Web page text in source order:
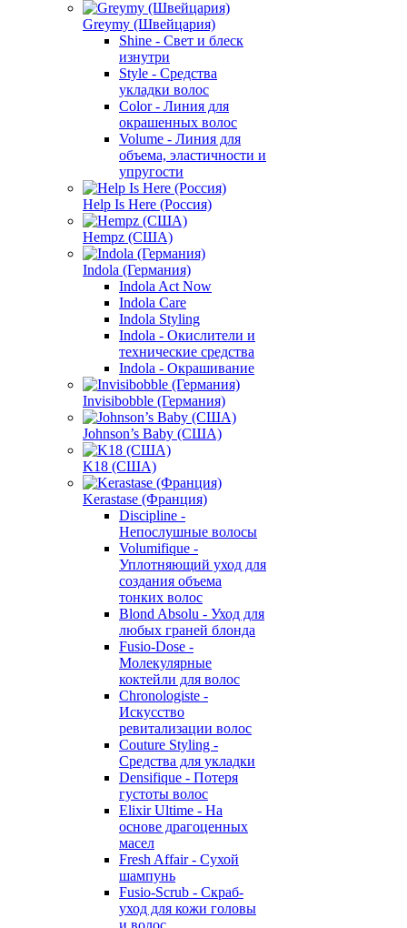
Greymy (Швейцария)
Shine - Свет и блеск
изнутри
Style - Средства
укладки волос
Color - Линия для
окрашенных волос
Volume - Линия для
объема, эластичности и
упругости
Help Is Here (Россия)
Hempz (США)
Indola (Германия)
Indola Act Now
Indola Care
Indola Styling
Indola - Окислители и
технические средства
Indola - Окрашивание
Invisibobble (Германия)
Johnson’s Baby (США)
K18 (США)
Kerastase (Франция)
Discipline -
Непослушные волосы
Volumifique -
Уплотняющий уход для
создания объема
тонких волос
Blond Absolu - Уход для
любых граней блонда
Fusio-Dose -
Молекулярные
коктейли для волос
Chronologiste -
Искусство
ревитализации волос
Couture Styling -
Средства для укладки
Densifique - Потеря
густоты волос
Elixir Ultime - На
основе драгоценных
масел
Fresh Affair - Сухой
шампунь
Fusio-Scrub - Скраб-
уход для кожи головы
и волос